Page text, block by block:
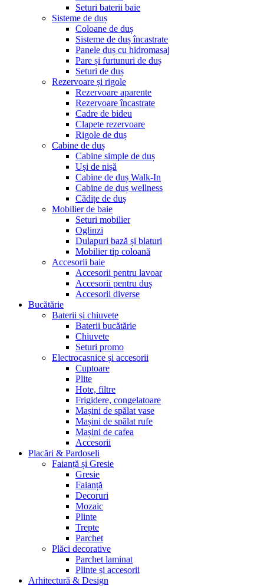
Seturi baterii baie
Sisteme de duș
Coloane de duș
Sisteme de duș încastrate
Panele duș cu hidromasaj
Pare și furtunuri de duș
Seturi de duș
Rezervoare și rigole
Rezervoare aparente
Rezervoare încastrate
Cadre de bideu
Clapete rezervoare
Rigole de duș
Cabine de duș
Cabine simple de duș
Uși de nișă
Cabine de duș Walk-In
Cabine de duș wellness
Cădițe de duș
Mobilier de baie
Seturi mobilier
Oglinzi
Dulapuri bază și blaturi
Mobilier tip coloană
Accesorii baie
Accesorii pentru lavoar
Accesorii pentru duș
Accesorii diverse
Bucătărie
Baterii și chiuvete
Baterii bucătărie
Chiuvete
Seturi promo
Electrocasnice și accesorii
Cuptoare
Plite
Hote, filtre
Frigidere, congelatoare
Mașini de spălat vase
Mașini de spălat rufe
Mașini de cafea
Accesorii
Placări & Pardoseli
Faianță și Gresie
Gresie
Faianță
Decoruri
Mozaic
Plinte
Trepte
Parchet
Plăci decorative
Parchet laminat
Plinte și accesorii
Arhitectură & Design